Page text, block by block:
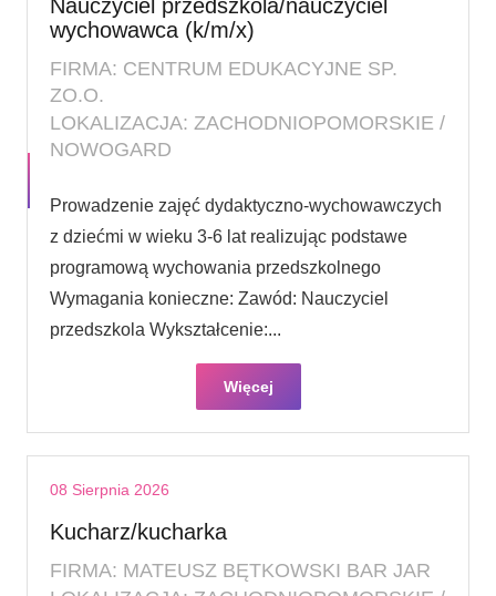
Nauczyciel przedszkola/nauczyciel
wychowawca (k/m/x)
FIRMA: CENTRUM EDUKACYJNE SP.
ZO.O.
LOKALIZACJA: ZACHODNIOPOMORSKIE /
NOWOGARD
Prowadzenie zajęć dydaktyczno-wychowawczych
z dziećmi w wieku 3-6 lat realizując podstawe
programową wychowania przedszkolnego
Wymagania konieczne: Zawód: Nauczyciel
przedszkola Wykształcenie:...
Więcej
08 Sierpnia 2026
Kucharz/kucharka
FIRMA: MATEUSZ BĘTKOWSKI BAR JAR